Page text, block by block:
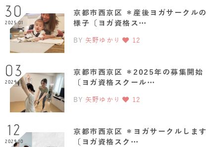
30
2025.01
京都市西京区 ＊産後ヨガサークルの
様子〔ヨガ資格ス…
BY 矢野ゆかり 12
03
2024.12
京都市西京区 ＊2025年の募集開始
〔ヨガ資格スクール…
BY 矢野ゆかり 12
12
2024.10
京都市西京区 ＊ヨガサークルします
〔ヨガ資格スク…